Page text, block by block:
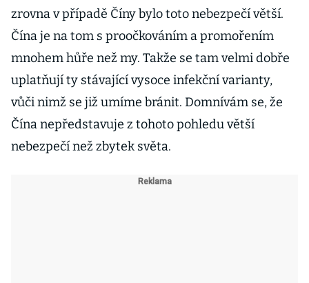
zrovna v případě Číny bylo toto nebezpečí větší.
Čína je na tom s proočkováním a promořením
mnohem hůře než my. Takže se tam velmi dobře
uplatňují ty stávající vysoce infekční varianty,
vůči nimž se již umíme bránit. Domnívám se, že
Čína nepředstavuje z tohoto pohledu větší
nebezpečí než zbytek světa.